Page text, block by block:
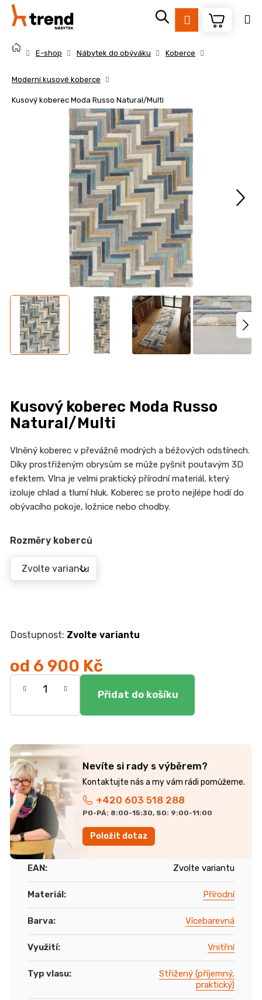
Přejít
obsah
Přihlášení
E-shop Nábytek do obýváku Koberce
Moderní kusové koberce
Kusový koberec Moda Russo Natural/Multi
Kusový koberec Moda Russo
Natural/Multi
Vlněný koberec v převážně modrých a béžových odstínech.
Díky prostřiženým obrysům se může pyšnit poutavým 3D
efektem. Vlna je velmi praktický přírodní materiál, který
izoluje chlad a tlumí hluk. Koberec se proto nejlépe hodí do
obývacího pokoje, ložnice nebo chodby.
Rozměry koberců
Zvolte variantu
od 6 900 Kč
Měrná
EAN: Zvolte variantu
Materiál: Přírodní
Barva: Vícebarevná
Využití: Vnitřní
Typ vlasu:
Střižený (příjemný,
praktický)
Nevíte si rady s výběrem?
+420 603 518 288
PO-PÁ: 8:00-15:30, SO: 9:00-11:00
Položit dotaz
HLEDAT
STOLEK
CREATIV